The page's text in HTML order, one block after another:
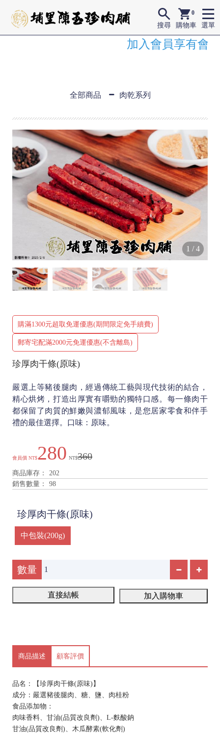
0
購物車
搜尋 選單
加入會員享有會員
全部商品 肉乾系列
1 /4
珍厚肉干條(原味)
購滿1300元超取免運優惠(期間限定免手續費)
郵寄宅配滿2000元免運優惠(不含離島)
嚴選上等豬後腿肉，經過傳統工藝與現代技術的結合，
精心烘烤，打造出厚實有嚼勁的獨特口感。每一條肉干
都保留了肉質的鮮嫩與濃郁風味，是您居家零食和伴手
禮的最佳選擇。口味：原味。
會員價 NT$280 NT$360
商品庫存：
202
銷售數量：
98
珍厚肉干條(原味)
中包裝(200g)
數量
直接結帳 加入購物車
商品描述 顧客評價
品名：【珍厚肉干條(原味)】
成分：嚴選豬後腿肉、糖、鹽、肉桂粉
食品添加物：
肉味香料、甘油(品質改良劑)、L-麩酸鈉
甘油(品質改良劑)、木瓜酵素(軟化劑)